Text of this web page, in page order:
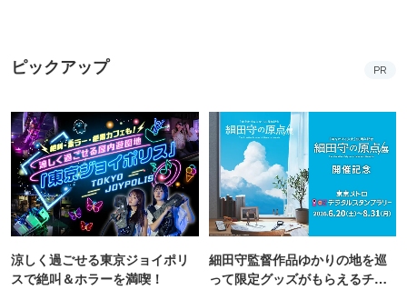
ピックアップ PR
涼しく過ごせる東京ジョイポリ
スで絶叫＆ホラーを満喫！
細田守監督作品ゆかりの地を巡
って限定グッズがもらえるチャ